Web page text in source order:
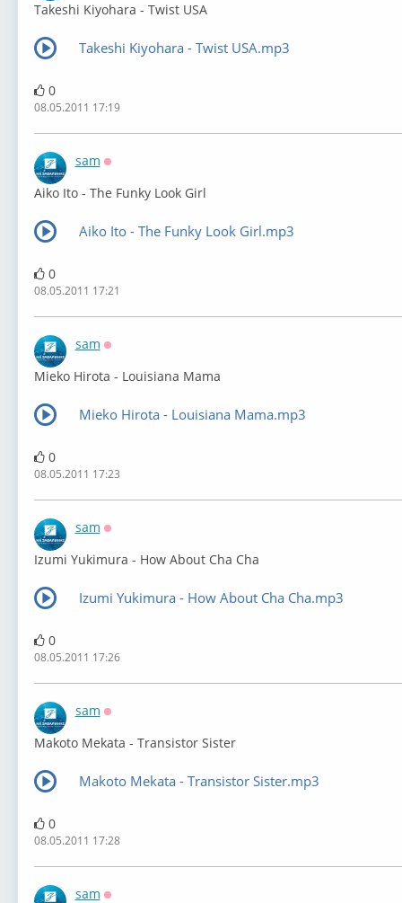
Takeshi Kiyohara - Twist USA
Takeshi Kiyohara - Twist USA.mp3
0
08.05.2011 17:19
sam
Aiko Ito - The Funky Look Girl
Aiko Ito - The Funky Look Girl.mp3
0
08.05.2011 17:21
sam
Mieko Hirota - Louisiana Mama
Mieko Hirota - Louisiana Mama.mp3
0
08.05.2011 17:23
sam
Izumi Yukimura - How About Cha Cha
Izumi Yukimura - How About Cha Cha.mp3
0
08.05.2011 17:26
sam
Makoto Mekata - Transistor Sister
Makoto Mekata - Transistor Sister.mp3
0
08.05.2011 17:28
sam